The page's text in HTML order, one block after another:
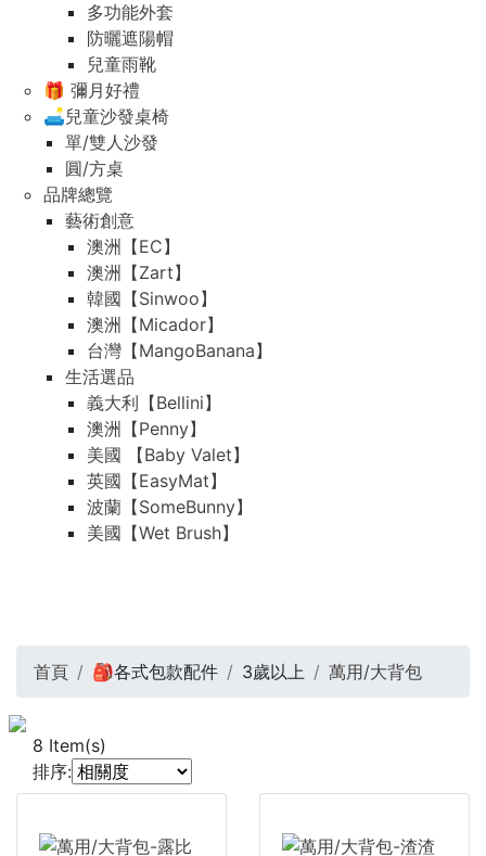
多功能外套
防曬遮陽帽
兒童雨靴
🎁 彌月好禮
🛋️兒童沙發桌椅
單/雙人沙發
圓/方桌
品牌總覽
藝術創意
澳洲【EC】
澳洲【Zart】
韓國【Sinwoo】
澳洲【Micador】
台灣【MangoBanana】
生活選品
義大利【Bellini】
澳洲【Penny】
美國 【Baby Valet】
英國【EasyMat】
波蘭【SomeBunny】
美國【Wet Brush】
首頁 🎒各式包款配件 3歲以上 萬用/大背包
8 Item(s)
排序: